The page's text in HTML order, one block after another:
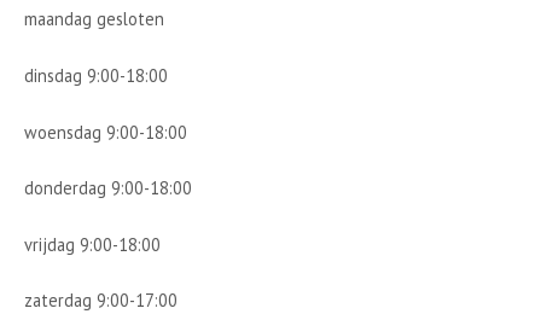
maandag gesloten
dinsdag 9:00-18:00
woensdag 9:00-18:00
donderdag 9:00-18:00
vrijdag 9:00-18:00
zaterdag 9:00-17:00